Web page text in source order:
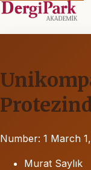
Number: 1 March
Murat Saylık